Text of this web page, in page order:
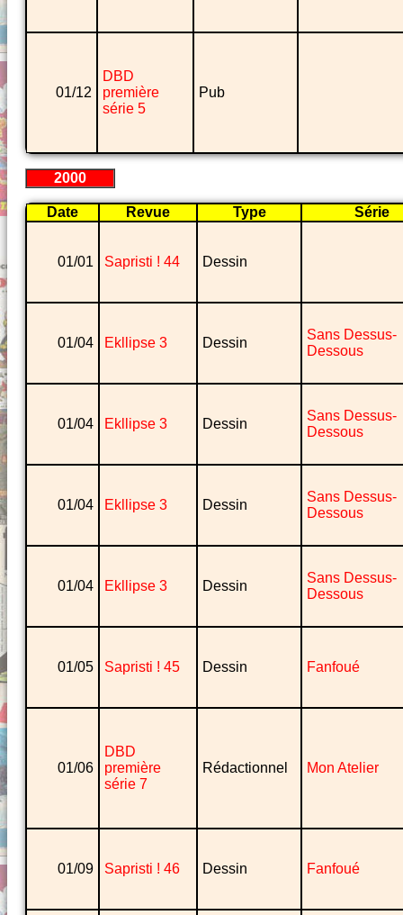
01/12
DBD
première
série 5
Pub
2000
Date Revue Type Série
01/01 Sapristi ! 44 Dessin
01/04 Ekllipse 3 Dessin
Sans Dessus-
Dessous
01/04 Ekllipse 3 Dessin
Sans Dessus-
Dessous
01/04 Ekllipse 3 Dessin
Sans Dessus-
Dessous
01/04 Ekllipse 3 Dessin
Sans Dessus-
Dessous
01/05 Sapristi ! 45 Dessin Fanfoué
01/06
DBD
première
série 7
Rédactionnel Mon Atelier
01/09 Sapristi ! 46 Dessin Fanfoué